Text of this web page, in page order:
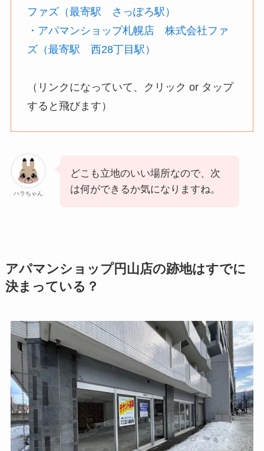
ファズ（最寄駅 さっぽろ駅）
・アパマンショップ札幌店 株式会社ファ
ズ（最寄駅 西28丁目駅）
（リンクになっていて、クリック or タップ
すると飛びます）
ハラちゃん
どこも立地のいい場所なので、次
は何ができるか気になりますね。
アパマンショップ円山店の跡地はすでに
決まっている？